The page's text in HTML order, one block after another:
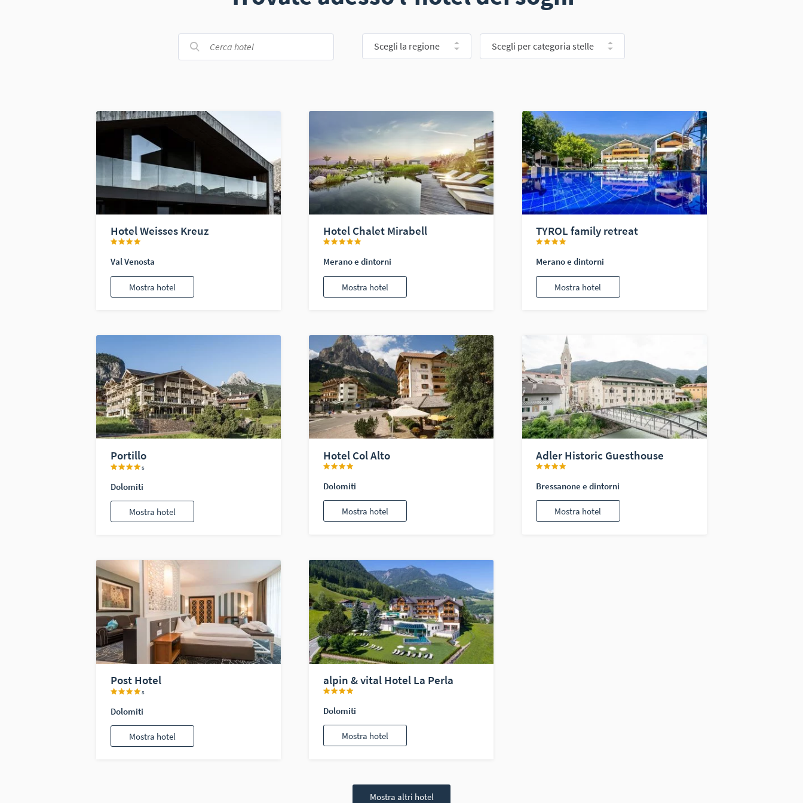
Scegli la regione Scegli per categoria stelle
Hotel Weisses Kreuz
Val Venosta
Mostra hotel
Hotel Chalet Mirabell
Merano e dintorni
Mostra hotel
TYROL family retreat
Merano e dintorni
Mostra hotel
Portillo
s
Dolomiti
Mostra hotel
Hotel Col Alto
Dolomiti
Mostra hotel
Adler Historic Guesthouse
Bressanone e dintorni
Mostra hotel
Post Hotel
s
Dolomiti
Mostra hotel
alpin & vital Hotel La Perla
Dolomiti
Mostra hotel
Mostra altri hotel